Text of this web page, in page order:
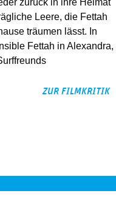
zurück in ihre Heimat
Leere, die Fettah
träumen lässt. In
Fettah in Alexandra,
ZUR FILMKRITIK